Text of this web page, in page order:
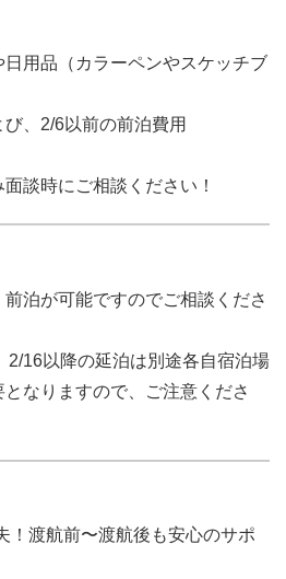
日用品（カラーペンやスケッチブ
び、2/6以前の前泊費用
談時にご相談ください！
泊が可能ですのでご相談くださ
16以降の延泊は別途各自宿泊場
なりますので、ご注意くださ
！渡航前〜渡航後も安心のサポ